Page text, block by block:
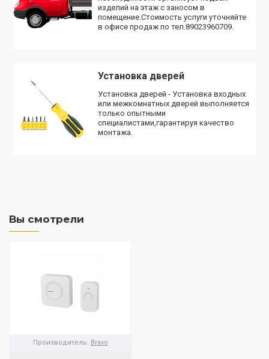
изделий на этаж с заносом в
помещение.Стоимость услуги уточняйте
в офисе продаж по тел.89023960709.
Установка дверей
Установка дверей - Установка входных
или межкомнатных дверей выполняется
только опытными
специалистами,гарантируя качество
монтажа.
Вы смотрели
Производитель: Bravo